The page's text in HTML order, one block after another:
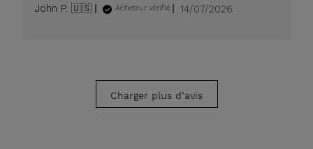
John P. 🇺🇸 Acheteur vérifié
Date
14/07/2026
Charger plus d’avis